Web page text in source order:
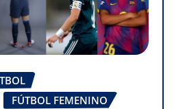
FÚTBOL FEMENINO